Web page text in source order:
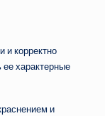
и корректно
ее характерные
и